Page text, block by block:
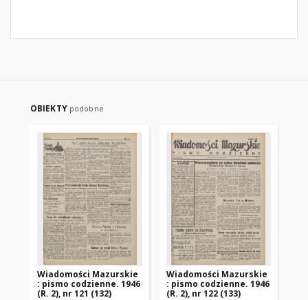
OBIEKTY podobne
Wiadomości Mazurskie
: pismo codzienne. 1946
(R. 2), nr 121 (132)
Wiadomości Mazurskie
: pismo codzienne. 1946
(R. 2), nr 122 (133)